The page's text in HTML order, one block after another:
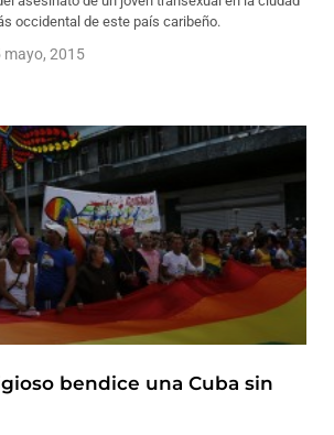
occidental de este país caribeño.
mayo, 2015
bendice una Cuba sin